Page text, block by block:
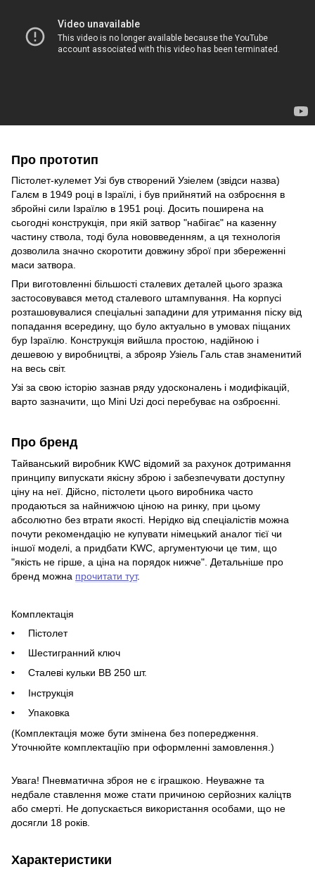
Про прототип
Пістолет-кулемет Узі був створений Узіелем (звідси назва)
Галєм в 1949 році в Ізраїлі, і був прийнятий на озброєння в
збройні сили Ізраїлю в 1951 році. Досить поширена на
сьогодні конструкція, при якій затвор "набігає" на казенну
частину ствола, тоді була нововведенням, а ця технологія
дозволила значно скоротити довжину зброї при збереженні
маси затвора.
При виготовленні більшості сталевих деталей цього зразка
застосовувався метод сталевого штампування. На корпусі
розташовувалися спеціальні западини для утримання піску від
попадання всередину, що було актуально в умовах піщаних
бур Ізраїлю. Конструкція вийшла простою, надійною і
дешевою у виробництві, а зброяр Узіель Галь став знаменитий
на весь світ.
Узі за свою історію зазнав ряду удосконалень і модифікацій,
варто зазначити, що Mini Uzi досі перебуває на озброєнні.
Про бренд
Тайванський виробник KWC відомий за рахунок дотримання
принципу випускати якісну зброю і забезпечувати доступну
ціну на неї. Дійсно, пістолети цього виробника часто
продаються за найнижчою ціною на ринку, при цьому
абсолютно без втрати якості. Нерідко від спеціалістів можна
почути рекомендацію не купувати німецький аналог тієї чи
іншої моделі, а придбати KWC, аргументуючи це тим, що
"якість не гірше, а ціна на порядок нижче". Детальніше про
бренд можна прочитати тут.
Комплектація
Пістолет
Шестигранний ключ
Сталеві кульки BB 250 шт.
Інструкція
Упаковка
(Комплектація може бути змінена без попередження.
Уточнюйте комплектаціїю при оформленні замовлення.)
Увага! Пневматична зброя не є іграшкою. Неуважне та
недбале ставлення може стати причиною серйозних каліцтв
або смерті. Не допускається використання особами, що не
досягли 18 років.
Характеристики